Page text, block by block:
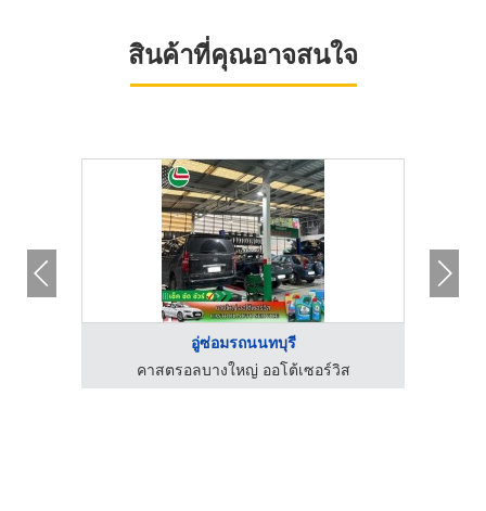
สินค้าที่คุณอาจสนใจ
อู่ซ่อมรถนนทบุรี
คาสตรอลบางใหญ่ ออโต้เซอร์วิส